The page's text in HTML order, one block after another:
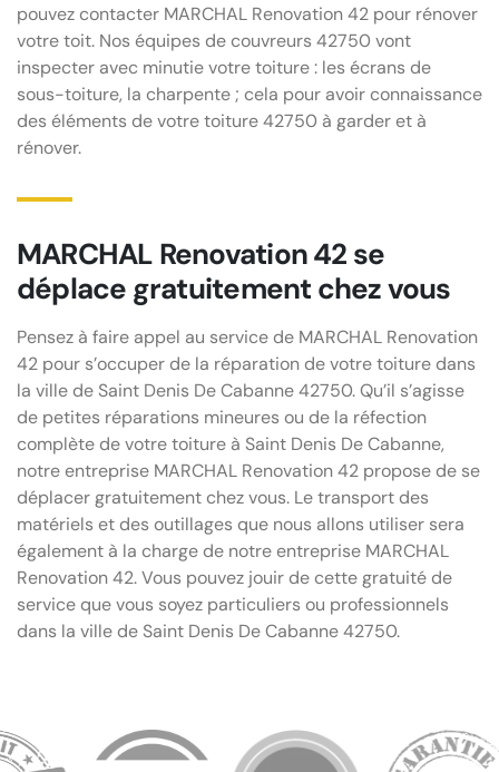
pouvez contacter MARCHAL Renovation 42 pour rénover
votre toit. Nos équipes de couvreurs 42750 vont
inspecter avec minutie votre toiture : les écrans de
sous-toiture, la charpente ; cela pour avoir connaissance
des éléments de votre toiture 42750 à garder et à
rénover.
MARCHAL Renovation 42 se
déplace gratuitement chez vous
Pensez à faire appel au service de MARCHAL Renovation
42 pour s’occuper de la réparation de votre toiture dans
la ville de Saint Denis De Cabanne 42750. Qu’il s’agisse
de petites réparations mineures ou de la réfection
complète de votre toiture à Saint Denis De Cabanne,
notre entreprise MARCHAL Renovation 42 propose de se
déplacer gratuitement chez vous. Le transport des
matériels et des outillages que nous allons utiliser sera
également à la charge de notre entreprise MARCHAL
Renovation 42. Vous pouvez jouir de cette gratuité de
service que vous soyez particuliers ou professionnels
dans la ville de Saint Denis De Cabanne 42750.